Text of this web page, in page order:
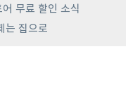
무료 할인 소식
는 집으로